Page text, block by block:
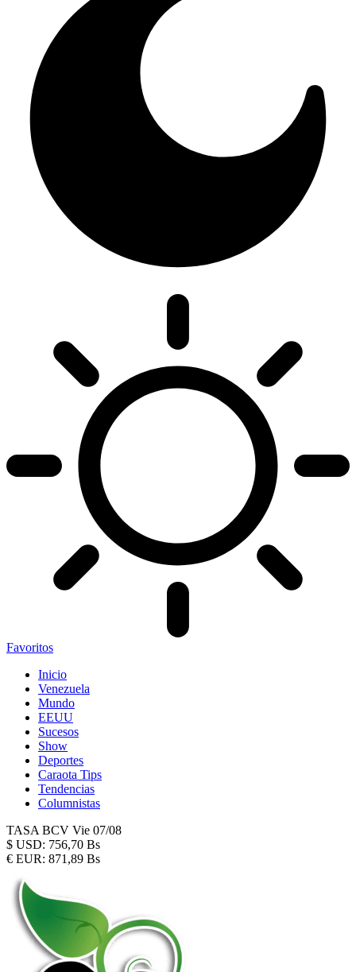
Favoritos
Inicio
Venezuela
Mundo
EEUU
Sucesos
Show
Deportes
Caraota Tips
Tendencias
Columnistas
TASA BCV Vie 07/08
$ USD: 756,70 Bs
€ EUR: 871,89 Bs